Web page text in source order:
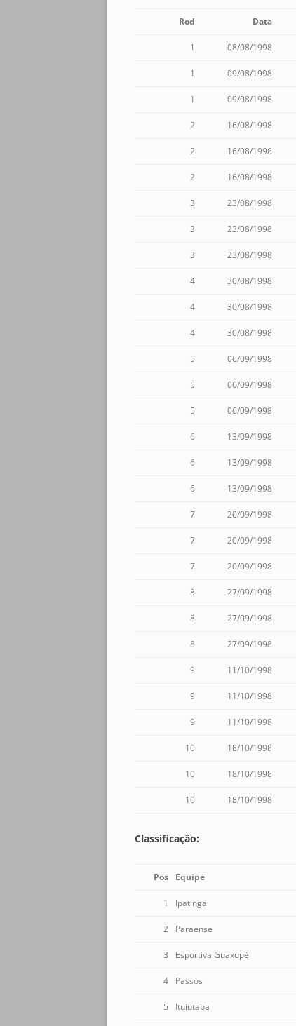
Rod Data
1 08/08/1998
1 09/08/1998
1 09/08/1998
2 16/08/1998
2 16/08/1998
2 16/08/1998
3 23/08/1998
3 23/08/1998
3 23/08/1998
4 30/08/1998
4 30/08/1998
4 30/08/1998
5 06/09/1998
5 06/09/1998
5 06/09/1998
6 13/09/1998
6 13/09/1998
6 13/09/1998
7 20/09/1998
7 20/09/1998
7 20/09/1998
8 27/09/1998
8 27/09/1998
8 27/09/1998
9 11/10/1998
9 11/10/1998
9 11/10/1998
10 18/10/1998
10 18/10/1998
10 18/10/1998
Classificação:
Pos Equipe
1 Ipatinga
2 Paraense
3 Esportiva Guaxupé
4 Passos
5 Ituiutaba